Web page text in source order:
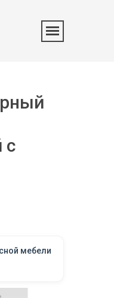
с
мебели